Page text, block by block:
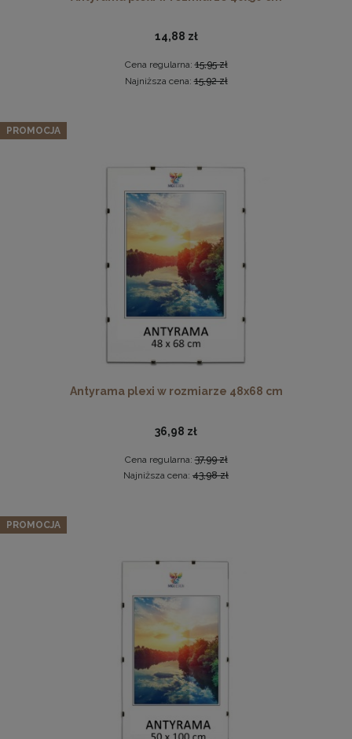
60,99 zł
DO KOSZYKA
DO KOSZYKA
Zestaw 5 szt. ramek na zdjęcia A5 29,7 x 42 cm z
151,99 zł
Cena regularna:159,99 zł
Najniższa cena:
DO KOSZYKA
Zestaw 5 szt. ramek na zdjęcia 40 x 40 cm czarnych, z
303,99 zł
Cena regularna:
Najniższa cena:
319,99 zł
DO KOSZYKA
14,88 zł
Cena regularna:15,95 zł
Najniższa cena:15,92 zł
Antyrama plexi w rozmiarze 48x68 cm
36,98 zł
Cena regularna:37,99 zł
Najniższa cena: 43,98 zł
PROMOCJA
PROMOCJA